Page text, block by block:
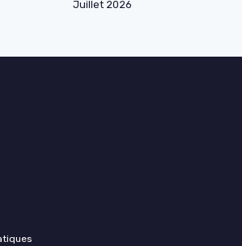
Juillet 2026